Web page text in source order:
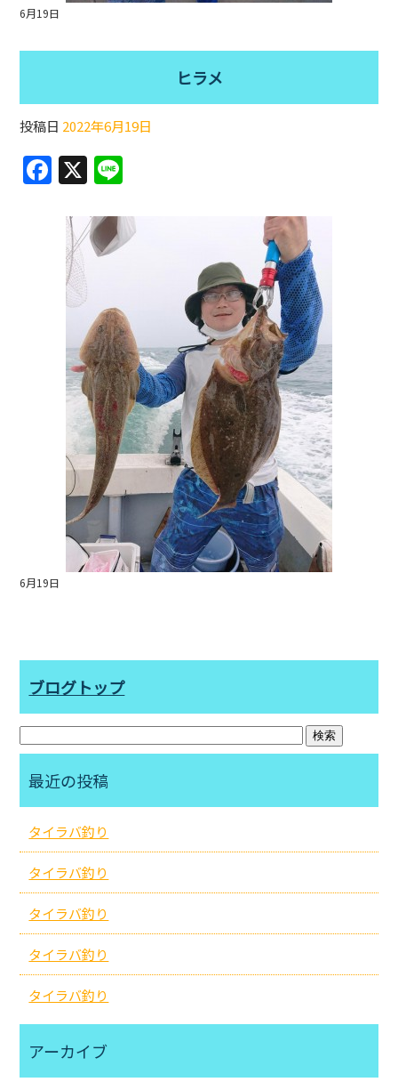
6月19日
ヒラメ
投稿日 2022年6月19日
F
a
c
e
b
o
o
k
X
e
6月19日
ブログトップ
最近の投稿
タイラバ釣り
タイラバ釣り
タイラバ釣り
タイラバ釣り
タイラバ釣り
アーカイブ